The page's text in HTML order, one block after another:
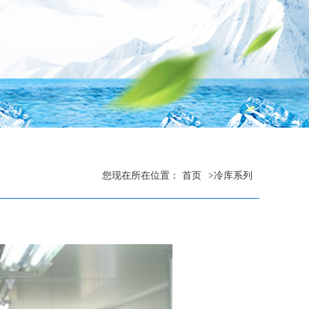
您现在所在位置： 首页 >冷库系列